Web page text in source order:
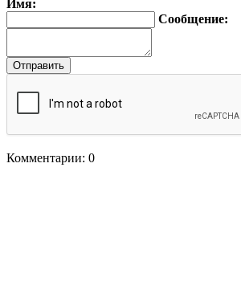
Имя:
Сообщение:
Комментарии: 0